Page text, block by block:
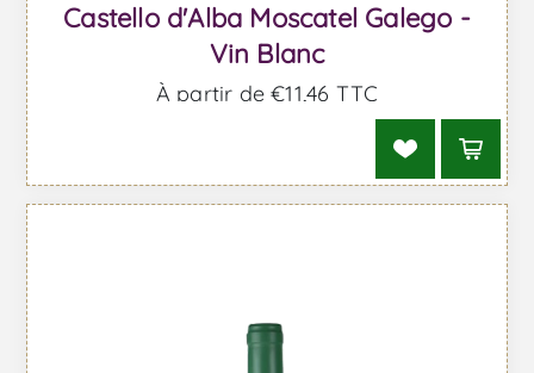
Castello d'Alba Moscatel Galego -
Vin Blanc
À partir de €11,46 TTC